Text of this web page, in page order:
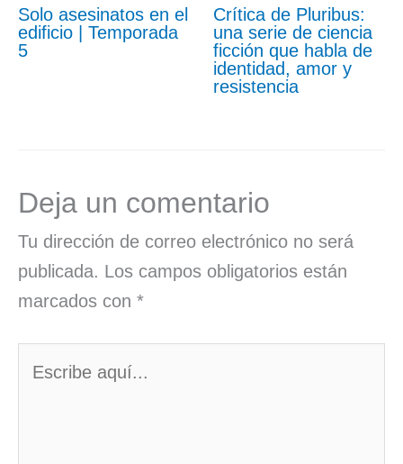
Solo asesinatos en el
edificio | Temporada
5
Crítica de Pluribus:
una serie de ciencia
ficción que habla de
identidad, amor y
resistencia
Deja un comentario
Tu dirección de correo electrónico no será
publicada. Los campos obligatorios están
marcados con *